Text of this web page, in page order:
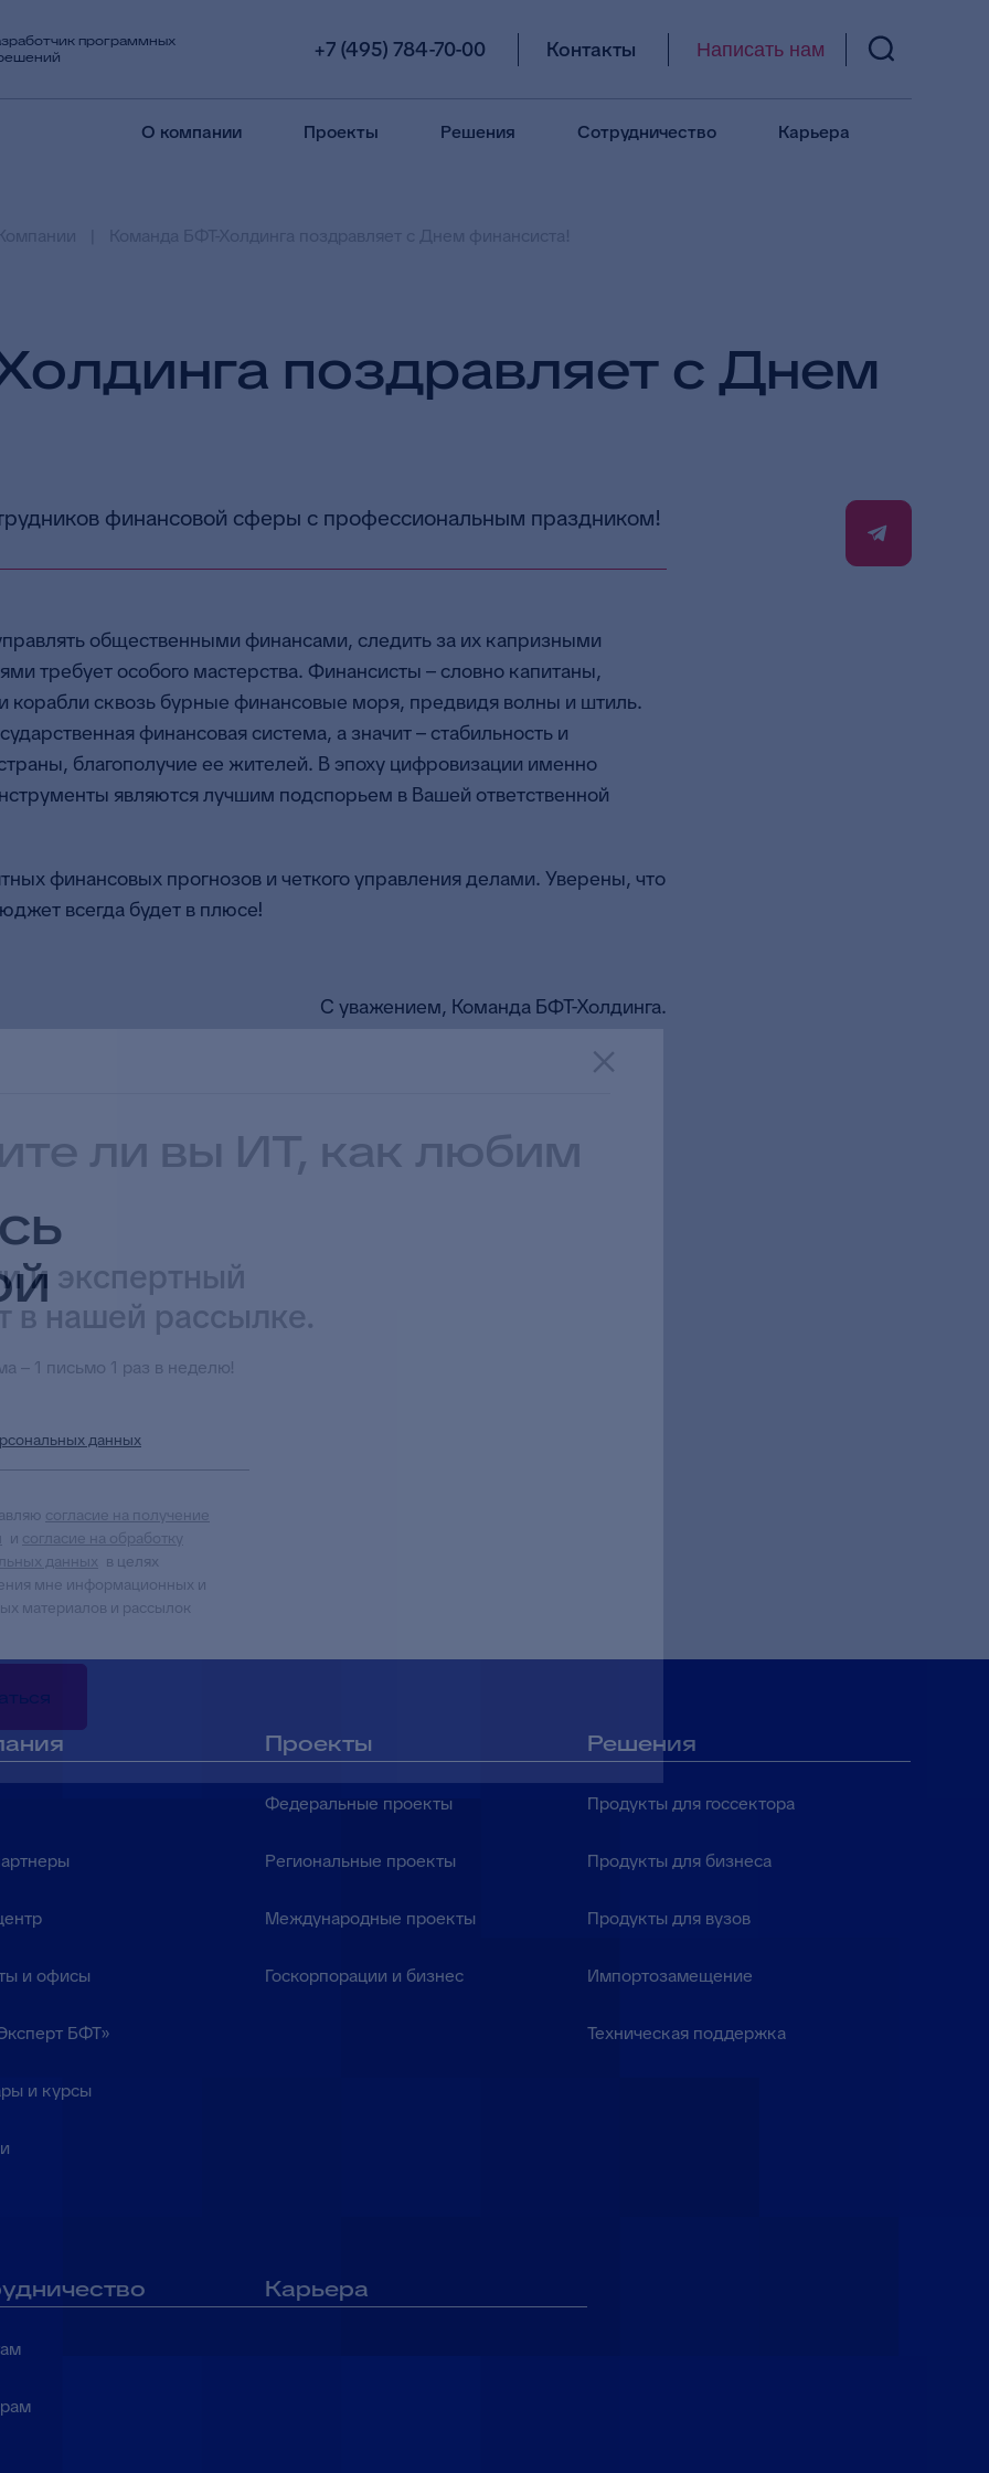
программных
+7 (495) 784-70-00 Контакты Написать нам
О компании Проекты Решения Сотрудничество Карьера
поздравляет с Днем
финансовой сферы с профессиональным праздником!
общественными финансами, следить за их капризными
требует особого мастерства. Финансисты – словно капитаны,
корабли сквозь бурные финансовые моря, предвидя волны и штиль.
финансовая система, а значит – стабильность и
благополучие ее жителей. В эпоху цифровизации именно
являются лучшим подспорьем в Вашей ответственной
финансовых прогнозов и четкого управления делами. Уверены, что
всегда будет в плюсе!
С уважением, Команда БФТ-Холдинга.
данных
и офисы
БФТ»
и курсы
Проекты
Федеральные проекты
Региональные проекты
Международные проекты
Госкорпорации и бизнес
Решения
Продукты для госсектора
Продукты для бизнеса
Продукты для вузов
Импортозамещение
Техническая поддержка
Карьера
ли вы ИТ, как любим
и экспертный
в нашей рассылке.
– 1 письмо 1 раз в неделю!
согласие на получение
и согласие на обработку
данных в целях
мне информационных и
материалов и рассылок